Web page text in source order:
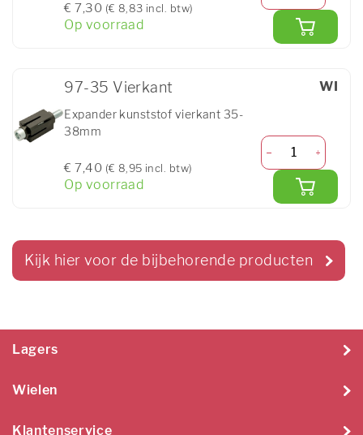
€ 7,30 (€ 8,83 incl. btw)
Op voorraad
WI
97-35 Vierkant
Expander kunststof vierkant 35-
38mm
€ 7,40 (€ 8,95 incl. btw)
Op voorraad
Kijk hier voor de bijbehorende producten
Lagers
Wielen
Klantenservice